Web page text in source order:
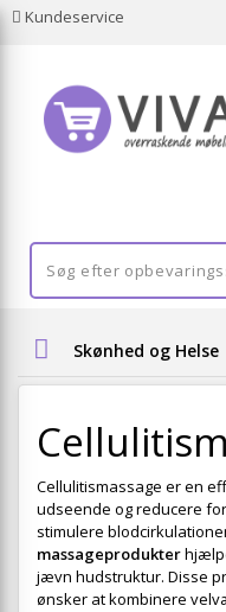
Kundeservice
Skønhed og Helse
Cellulitismassage er en
udseende og reducere
stimulere
massageprodukter
jævn hudstruktur. Disse
ønsker at kombinere